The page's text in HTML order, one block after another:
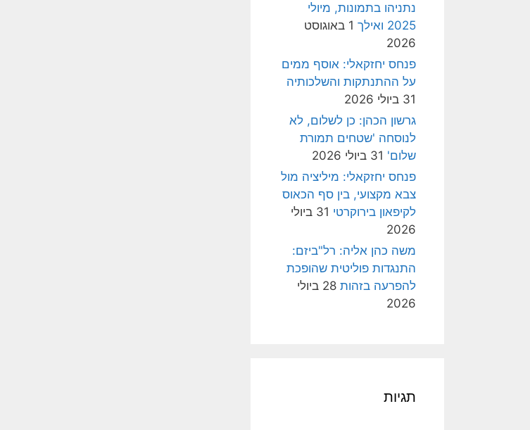
נתניהו בתמונות, מיולי
2025 ואילך
1 באוגוסט
2026
פנחס יחזקאלי: אוסף ממים
על ההתנתקות והשלכותיה
31 ביולי 2026
גרשון הכהן: כן לשלום, לא
לנוסחה 'שטחים תמורת
שלום' 31 ביולי 2026
פנחס יחזקאלי: מיליציה מול
צבא מקצועי, בין סף הכאוס
לקיפאון בירוקרטי
31 ביולי
2026
משה כהן אליה: רל"ביזם:
התנגדות פוליטית שהופכת
להפרעה בזהות
28 ביולי
2026
תגיות